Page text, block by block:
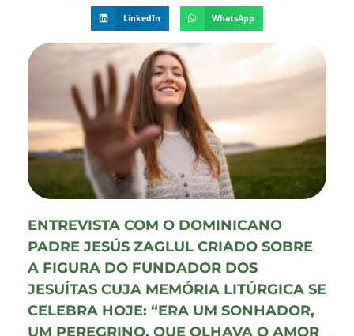
LinkedIn WhatsApp
ENTREVISTA COM O DOMINICANO
PADRE JESÚS ZAGLUL CRIADO SOBRE
A FIGURA DO FUNDADOR DOS
JESUÍTAS CUJA MEMÓRIA LITÚRGICA SE
CELEBRA HOJE: “ERA UM SONHADOR,
UM PEREGRINO, QUE OLHAVA O AMOR